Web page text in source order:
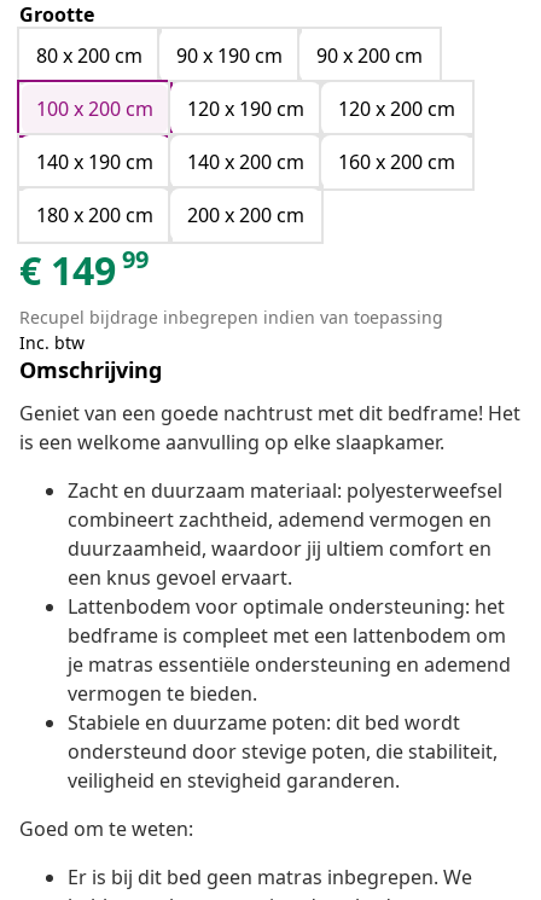
Grootte
80 x 200 cm
90 x 190 cm
90 x 200 cm
100 x 200 cm
120 x 190 cm
120 x 200 cm
140 x 190 cm
140 x 200 cm
160 x 200 cm
180 x 200 cm
200 x 200 cm
€ 14999
Recupel bijdrage inbegrepen indien van toepassing
Inc. btw
Omschrijving
Geniet van een goede nachtrust met dit bedframe! Het
is een welkome aanvulling op elke slaapkamer.
Zacht en duurzaam materiaal: polyesterweefsel
combineert zachtheid, ademend vermogen en
duurzaamheid, waardoor jij ultiem comfort en
een knus gevoel ervaart.
Lattenbodem voor optimale ondersteuning: het
bedframe is compleet met een lattenbodem om
je matras essentiële ondersteuning en ademend
vermogen te bieden.
Stabiele en duurzame poten: dit bed wordt
ondersteund door stevige poten, die stabiliteit,
veiligheid en stevigheid garanderen.
Goed om te weten:
Er is bij dit bed geen matras inbegrepen. We